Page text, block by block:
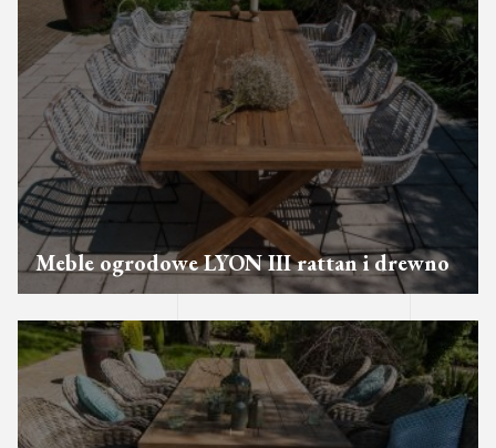
Meble ogrodowe LYON III rattan i drewno